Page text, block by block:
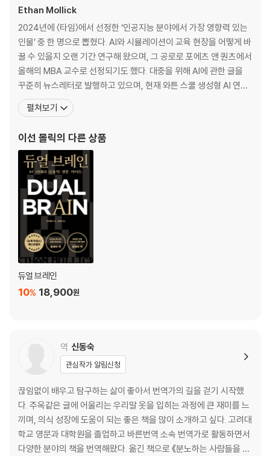
찾아보기
『듀얼 브레인』
들어가는 말: 3일 밤을 뜬눈으로 지새우다
2장. 외계 지성 정렬하기
2부.
4장. 사람으로서의 AI
5장. 창작가로서의 AI
6장. 동료로서의 AI
7장. 교사로서의 AI
8장. 코치로서의 AI
9장. 우리의 미래와 AI
맺음말: AI와 우리
감사의 말
참고 문헌
Ethan Mollick
2024년에 〈타임〉에서 선정한 ‘인공지능 분야에서 가장 영향력 있는
인물’ 중 한 명으로 뽑혔다. AI와 시뮬레이션이 교육 현장을 어떻게 바
꿀 수 있을지 오랜 기간 연구해 왔으며, 그 공로로 포에츠 앤 퀀츠에서
올해의 MBA 교수로 선정되기도 했다. 대중을 위해 AI에 관한 글을
꾸준히 뉴스레터로 발행하고 있으며, 현재 와튼 스쿨 생성형 AI 연구
소의 공동 디렉터로도 활동하고 있다. 하버드대학교를 졸업하고, MI
T에서 MBA와 박사 학위를 받았다. 현재 펜실베이니아대학교 와튼
있다. 그의 논문은 경영학 분야
펼쳐보기
이선 몰릭의 다른 상품
듀얼 브레인
18,900원
10%
역 신동숙
관심작가 알림신청
끊임없이 배우고 탐구하는 삶이 좋아서 번역가의 길을 걷기 시작했
다. 주옥같은 글에 어울리는 우리말 옷을 입히는 과정에 큰 재미를 느
끼며, 의식 성장에 도움이 되는 좋은 책을 많이 소개하고 싶다. 고려대
학교 영문과 대학원을 졸업하고 바른번역 소속 번역가로 활동하면서
다양한 분야의 책을 번역해왔다. 옮긴 책으로 《분노하는 사람들을 상